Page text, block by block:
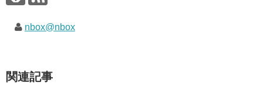
nbox@nbox
関連記事